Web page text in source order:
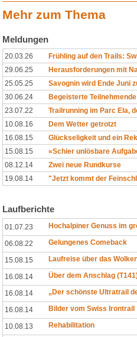
Mehr zum Thema
Meldungen
20.03.26
Frühling auf den Trails:
29.06.25
Herausforderungen mit
25.05.25
Savognin wird Ende Juni
30.06.24
Begeisterte
23.07.22
Trailrunning im Parc Ela,
10.08.16
Dem Wetter getrotzt
16.08.15
Glückseligkeit und ein
15.08.15
«Schier unlösbare
08.12.14
Zwei neue Rundkurse
19.08.14
"Jetzt kommt der
Laufberichte
01.07.23 Hochalpiner Genuss im
06.08.22 Gelungenes Comeback
15.08.15 Laufreise über das
16.08.14 Über dem Anschlag
16.08.14 „Der schönste Ultratrail
16.08.14 Bilder vom Swiss Irontrail
10.08.13 Rehabilitation